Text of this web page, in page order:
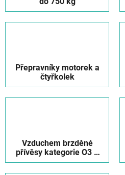
Přepravníky motorek a
čtyřkolek
Vzduchem brzděné
přívěsy kategorie O3 a
O4